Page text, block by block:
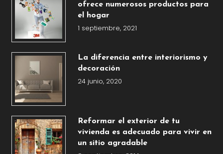
ofrece numerosos productos para
el hogar
1 septiembre, 2021
La diferencia entre interiorismo y
decoración
24 junio, 2020
Reformar el exterior de tu
vivienda es adecuado para vivir en
un sitio agradable